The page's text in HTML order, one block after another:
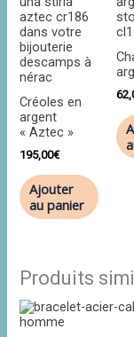
Créoles en
argent
« Aztec »
195,00€
Ajouter
au panier
Produits